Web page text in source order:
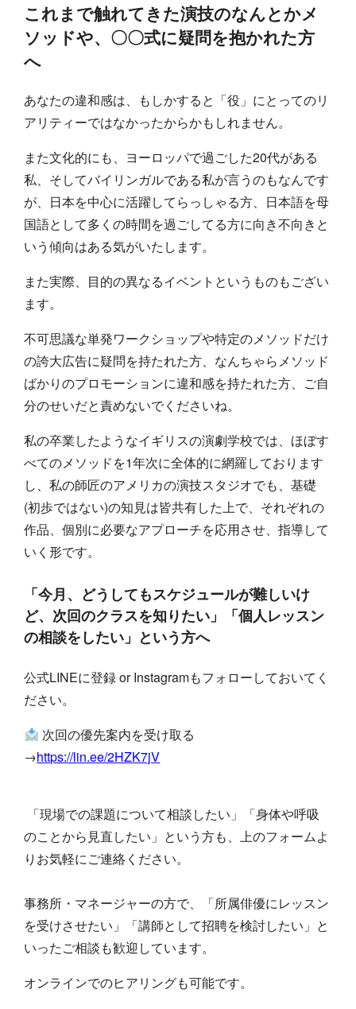
これまで触れてきた演技のなんとかメ
ソッドや、〇〇式に疑問を抱かれた方
へ
あなたの違和感は、もしかすると「役」にとってのリ
アリティーではなかったからかもしれません。
また文化的にも、ヨーロッパで過ごした20代がある
私、そしてバイリンガルである私が言うのもなんです
が、日本を中心に活躍してらっしゃる方、日本語を母
国語として多くの時間を過ごしてる方に向き不向きと
いう傾向はある気がいたします。
また実際、目的の異なるイベントというものもござい
ます。
不可思議な単発ワークショップや特定のメソッドだけ
の誇大広告に疑問を持たれた方、なんちゃらメソッド
ばかりのプロモーションに違和感を持たれた方、ご自
分のせいだと責めないでくださいね。
私の卒業したようなイギリスの演劇学校では、ほぼす
べてのメソッドを1年次に全体的に網羅しております
し、私の師匠のアメリカの演技スタジオでも、基礎
(初歩ではない)の知見は皆共有した上で、それぞれの
作品、個別に必要なアプローチを応用させ、指導して
いく形です。
「今月、どうしてもスケジュールが難しいけ
ど、次回のクラスを知りたい」「個人レッスン
の相談をしたい」という方へ
公式LINEに登録 or Instagramもフォローしておいてく
ださい。
次回の優先案内を受け取る
→https://lin.ee/2HZK7jV
「現場での課題について相談したい」「身体や呼吸
のことから見直したい」という方も、上のフォームよ
りお気軽にご連絡ください。
事務所・マネージャーの方で、「所属俳優にレッスン
を受けさせたい」「講師として招聘を検討したい」と
いったご相談も歓迎しています。
オンラインでのヒアリングも可能です。